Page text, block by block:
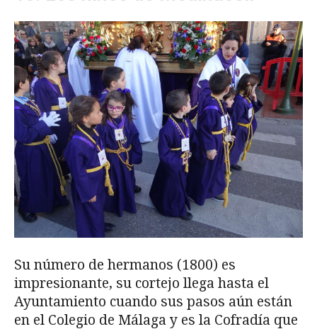
Su número de hermanos (1800) es
impresionante, su cortejo llega hasta el
Ayuntamiento cuando sus pasos aún están
en el Colegio de Málaga y es la Cofradía que